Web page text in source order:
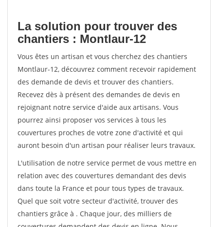
La solution pour trouver des
chantiers : Montlaur-12
Vous êtes un artisan et vous cherchez des chantiers
Montlaur-12, découvrez comment recevoir rapidement
des demande de devis et trouver des chantiers.
Recevez dès à présent des demandes de devis en
rejoignant notre service d'aide aux artisans. Vous
pourrez ainsi proposer vos services à tous les
couvertures proches de votre zone d'activité et qui
auront besoin d'un artisan pour réaliser leurs travaux.
L'utilisation de notre service permet de vous mettre en
relation avec des couvertures demandant des devis
dans toute la France et pour tous types de travaux.
Quel que soit votre secteur d'activité, trouver des
chantiers grâce à . Chaque jour, des milliers de